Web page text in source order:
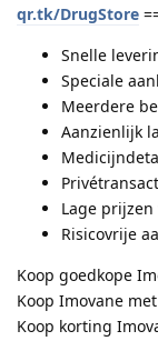
qr.tk/DrugStore
Snelle
Speciale
Meerdere
Aanzienlijk
Lage
Risicovrije
Koop goedkope
Koop Imovane met
Koop korting